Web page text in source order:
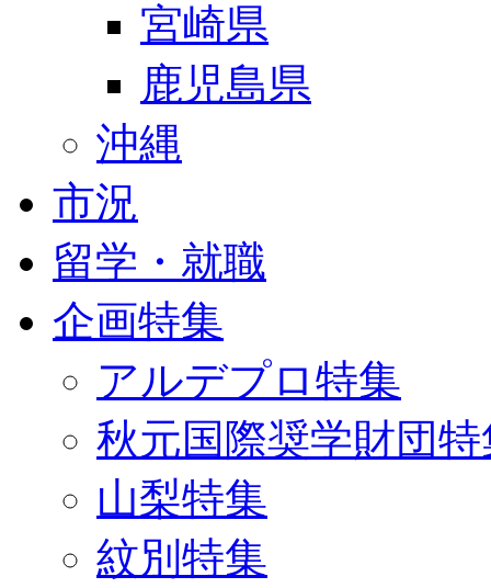
宮崎県
鹿児島県
沖縄
市況
留学・就職
企画特集
アルデプロ特集
秋元国際奨学財団特
山梨特集
紋別特集